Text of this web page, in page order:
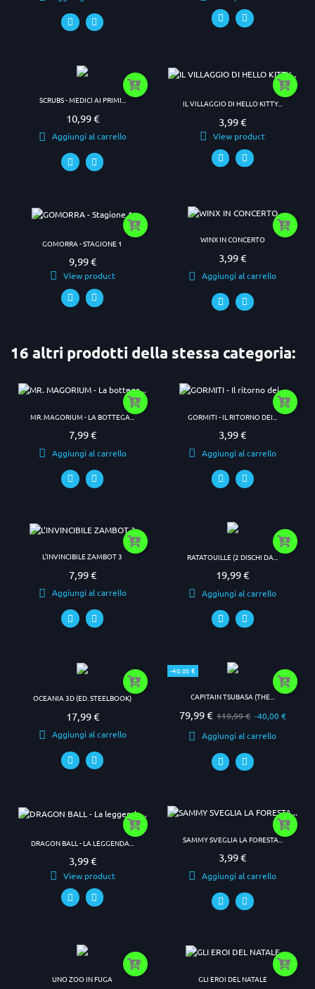
SCRUBS - MEDICI AI PRIMI...
Prezzo
10,99 €
Aggiungi al carrello
IL VILLAGGIO DI HELLO KITTY...
Prezzo
3,99 €
View product
GOMORRA - STAGIONE 1
Prezzo
9,99 €
View product
WINX IN CONCERTO
Prezzo
3,99 €
Aggiungi al carrello
16 altri prodotti della stessa categoria:
MR. MAGORIUM - LA BOTTEGA...
Prezzo
7,99 €
Aggiungi al carrello
GORMITI - IL RITORNO DEI...
Prezzo
3,99 €
Aggiungi al carrello
L'INVINCIBILE ZAMBOT 3
Prezzo
7,99 €
Aggiungi al carrello
RATATOUILLE (2 DISCHI DA...
Prezzo
19,99 €
Aggiungi al carrello
OCEANIA 3D (ED. STEELBOOK)
Prezzo
17,99 €
Aggiungi al carrello
-40,00 €
CAPITAIN TSUBASA (THE...
Prezzo base
119,99 € -40,00 €
Prezzo
79,99 €
Aggiungi al carrello
DRAGON BALL - LA LEGGENDA...
Prezzo
3,99 €
View product
SAMMY SVEGLIA LA FORESTA...
Prezzo
3,99 €
Aggiungi al carrello
UNO ZOO IN FUGA GLI EROI DEL NATALE